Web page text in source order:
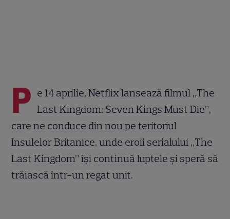
P e 14 aprilie, Netflix lansează filmul „The
Last Kingdom: Seven Kings Must Die”,
care ne conduce din nou pe teritoriul
Insulelor Britanice, unde eroii serialului „The
Last Kingdom” își continuă luptele și speră să
trăiască într-un regat unit.